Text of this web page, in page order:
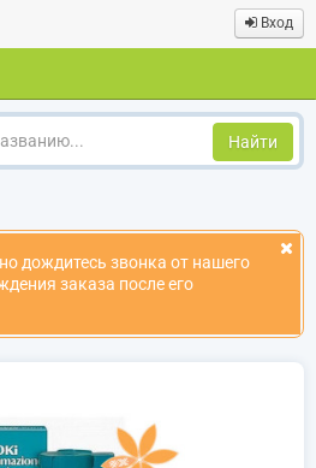
Вход
дождитесь звонка от нашего
заказа после его